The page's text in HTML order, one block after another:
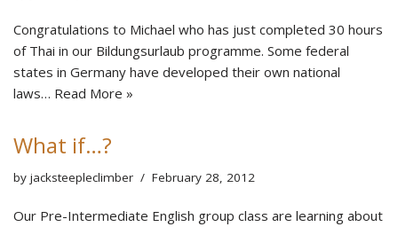
Congratulations to Michael who has just completed 30 hours
of Thai in our Bildungsurlaub programme. Some federal
states in Germany have developed their own national
laws… Read More »
What if…?
by jacksteepleclimber February 28, 2012
Our Pre-Intermediate English group class are learning about